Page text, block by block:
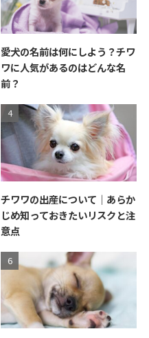
愛犬の名前は何にしよう？チワ
ワに人気があるのはどんな名
前？
チワワの出産について｜あらか
じめ知っておきたいリスクと注
意点